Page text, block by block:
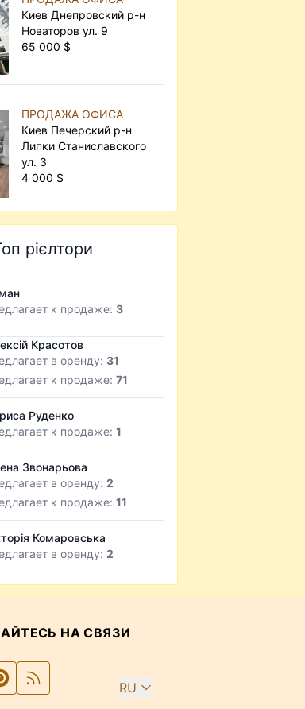
Киев Днепровский р-н
Новаторов ул. 9
65 000 $
ПРОДАЖА ОФИСА
Киев Печерский р-н
Липки Станиславского
ул. 3
4 000 $
рієлтори
к продаже: 3
Красотов
в оренду: 31
к продаже: 71
Руденко
к продаже: 1
Звонарьова
в оренду: 2
к продаже: 11
Комаровська
в оренду: 2
НА СВЯЗИ
RU